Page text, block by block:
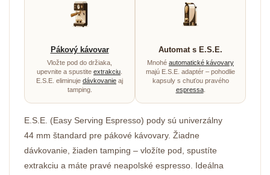
Pákový kávovar
Vložte pod do držiaka,
upevnite a spustite extrakciu
E.S.E. eliminuje dávkovanie aj
tamping.
Automat s E.S.E.
Mnohé automatické kávovary
majú E.S.E. adaptér – pohodlie
kapsuly s chuťou pravého
espressa.
E.S.E. (Easy Serving Espresso) pody sú univerzálny
44 mm štandard pre pákové kávovary. Žiadne
dávkovanie, žiaden tamping – vložíte pod, spustíte
extrakciu a máte pravé neapolské espresso. Ideálna